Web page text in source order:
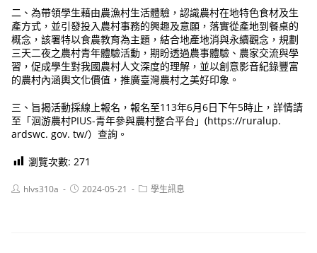
二、為帶領學生藉由農漁村生活體驗，認識農村在地特色食材及生
產方式，並引發投入農村事務的興趣及意願，落實從產地到餐桌的
概念，該署特以食農教育為主題，結合地產地消與永續觀念，規劃
三天二夜之農村青年體驗活動，期盼透過農事體驗、農家交流與學
習，促成學生對我國農村人文深度的理解，並以創意影音紀錄豐富
的農村內涵輿文化價值，推廣臺灣農村之美好印象。
三、旨揭活動採線上報名，報名至113年6月6日下午5時止，詳情請
至「洄游農村PIUS-青年參與農村整合平台」(https://ruralup.
ardswc. gov. tw/）查詢。
瀏覽次數: 271
Posthlvs310a
Post2024-05-21
Post學生訊息